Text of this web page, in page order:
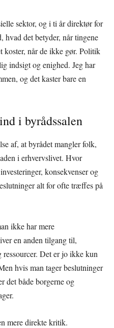
sektor, og i ti år direktør for
hvad det betyder, når tingene
koster, når de ikke gør. Politik
indsigt og enighed. Jeg har
og det kaster bare en
i byrådssalen
af, at byrådet mangler folk,
i erhvervslivet. Hvor
konsekvenser og
alt for ofte træffes på
ikke har mere
en anden tilgang til,
ressourcer. Det er jo ikke kun
hvis man tager beslutninger
det både borgerne og
mere direkte kritik.